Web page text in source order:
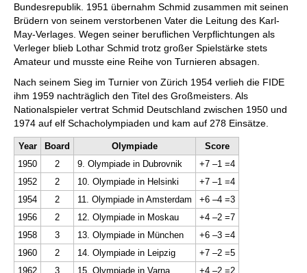
Bundesrepublik. 1951 übernahm Schmid zusammen mit seinen
Brüdern von seinem verstorbenen Vater die Leitung des Karl-
May-Verlages. Wegen seiner beruflichen Verpflichtungen als
Verleger blieb Lothar Schmid trotz großer Spielstärke stets
Amateur und musste eine Reihe von Turnieren absagen.
Nach seinem Sieg im Turnier von Zürich 1954 verlieh die FIDE
ihm 1959 nachträglich den Titel des Großmeisters. Als
Nationalspieler vertrat Schmid Deutschland zwischen 1950 und
1974 auf elf Schacholympiaden und kam auf 278 Einsätze.
Year Board Olympiade
Score
1950
2 9. Olympiade in Dubrovnik
+7 –1 =4
1952
2 10. Olympiade in Helsinki
+7 –1 =4
1954
2 11. Olympiade in Amsterdam
+6 –4 =3
1956
2 12. Olympiade in Moskau
+4 –2 =7
1958
3 13. Olympiade in München
+6 –3 =4
1960
2 14. Olympiade in Leipzig
+7 –2 =5
1962
3 15. Olympiade in Varna
+4 –2 =2